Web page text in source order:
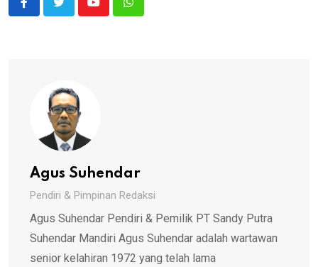
YoutubeWhatsapp
Agus Suhendar
Pendiri & Pimpinan Redaksi
Agus Suhendar Pendiri & Pemilik PT Sandy Putra
Suhendar Mandiri Agus Suhendar adalah wartawan
senior kelahiran 1972 yang telah lama